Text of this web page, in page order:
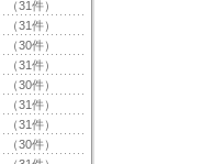
（31件）
（31件）
（30件）
（31件）
（30件）
（31件）
（31件）
（30件）